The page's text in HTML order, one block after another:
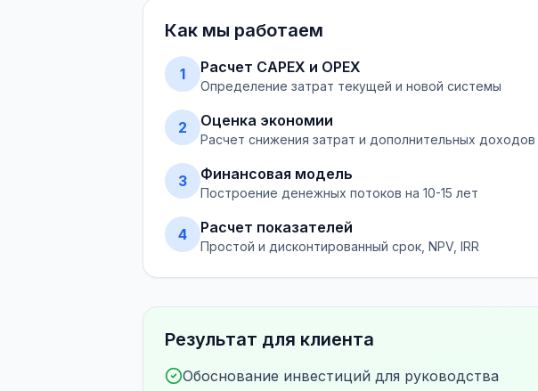
Как мы работаем
1 Расчет CAPEX и OPEX
Определение затрат текущей и новой системы
2 Оценка экономии
Расчет снижения затрат и дополнительных доходов
3 Финансовая модель
Построение денежных потоков на 10-15 лет
4 Расчет показателей
Простой и дисконтированный срок, NPV, IRR
Результат для клиента
Обоснование инвестиций для руководства